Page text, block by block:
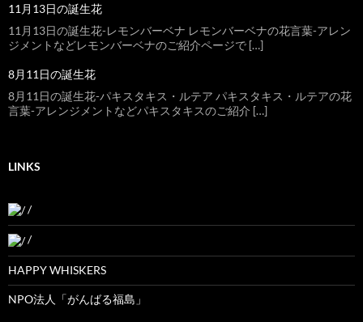
11月13日の誕生花
11月13日の誕生花-レモンバーベナ レモンバーベナの花言葉-アレン
ジメントなどレモンバーベナのご紹介ページで […]
8月11日の誕生花
8月11日の誕生花-パキスタキス・ルテア パキスタキス・ルテアの花
言葉-アレンジメントなどパキスタキスのご紹介 […]
LINKS
/
/
HAPPY WHISKERS
NPO法人「がんばる福島」